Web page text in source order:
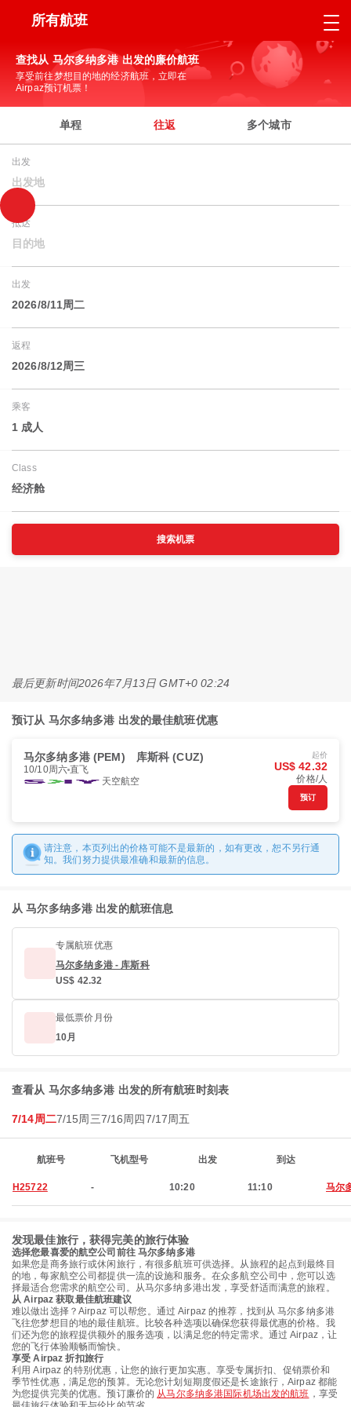
所有航班
查找从 马尔多纳多港 出发的廉价航班
享受前往梦想目的地的经济航班，立即在
Airpaz预订机票！
单程 往返 多个城市
出发
出发地
抵达
目的地
出发
2026/8/11周二
返程
2026/8/12周三
乘客
1 成人
Class
经济舱
搜索机票
最后更新时间2026年7月13日 GMT+0 02:24
预订从 马尔多纳多港 出发的最佳航班优惠
马尔多纳多港 (PEM) 库斯科 (CUZ)
10/10周六 直飞
天空航空
起价
US$ 42.32
价格/人
预订
请注意，本页列出的价格可能不是最新的，如有更改，恕不另行通
知。我们努力提供最准确和最新的信息。
从 马尔多纳多港 出发的航班信息
专属航班优惠
马尔多纳多港 - 库斯科
US$ 42.32
最低票价月份
10月
查看从 马尔多纳多港 出发的所有航班时刻表
7/14周二7/15周三7/16周四7/17周五
航班号 飞机型号 出发 到达
H25722 - 10:20 11:10 马尔
发现最佳旅行，获得完美的旅行体验
选择您最喜爱的航空公司前往 马尔多纳多港
如果您是商务旅行或休闲旅行，有很多航班可供选择。从旅程的起点到最终目
的地，每家航空公司都提供一流的设施和服务。在众多航空公司中，您可以选
择最适合您需求的航空公司。从马尔多纳多港出发，享受舒适而满意的旅程。
从 Airpaz 获取最佳航班建议
难以做出选择？Airpaz 可以帮您。通过 Airpaz 的推荐，找到从 马尔多纳多港
飞往您梦想目的地的最佳航班。比较各种选项以确保您获得最优惠的价格。我
们还为您的旅程提供额外的服务选项，以满足您的特定需求。通过 Airpaz，让
您的飞行体验顺畅而愉快。
享受 Airpaz 折扣旅行
利用 Airpaz 的特别优惠，让您的旅行更加实惠。享受专属折扣、促销票价和
季节性优惠，满足您的预算。无论您计划短期度假还是长途旅行，Airpaz 都能
为您提供完美的优惠。预订廉价的 从马尔多纳多港国际机场出发的航班 ，享受